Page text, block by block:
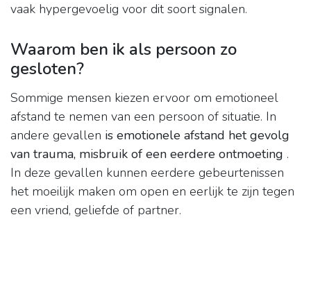
vaak hypergevoelig voor dit soort signalen.
Waarom ben ik als persoon zo
gesloten?
Sommige mensen kiezen ervoor om emotioneel
afstand te nemen van een persoon of situatie. In
andere gevallen is emotionele afstand het gevolg
van trauma, misbruik of een eerdere ontmoeting .
In deze gevallen kunnen eerdere gebeurtenissen
het moeilijk maken om open en eerlijk te zijn tegen
een vriend, geliefde of partner.